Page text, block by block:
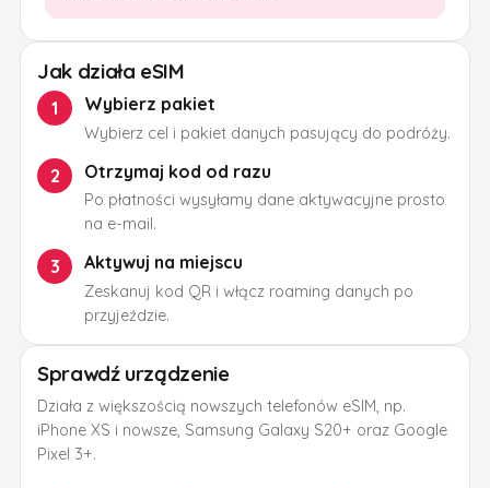
Jak działa eSIM
1 Wybierz pakiet
Wybierz cel i pakiet danych pasujący do podróży.
2 Otrzymaj kod od razu
Po płatności wysyłamy dane aktywacyjne prosto
na e-mail.
3 Aktywuj na miejscu
Zeskanuj kod QR i włącz roaming danych po
przyjeździe.
Sprawdź urządzenie
Działa z większością nowszych telefonów eSIM, np.
iPhone XS i nowsze, Samsung Galaxy S20+ oraz Google
Pixel 3+.